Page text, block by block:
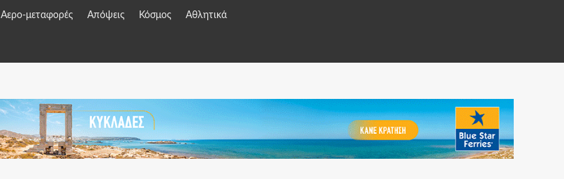
Αερο-μεταφορές Απόψεις Κόσμος Αθλητικά